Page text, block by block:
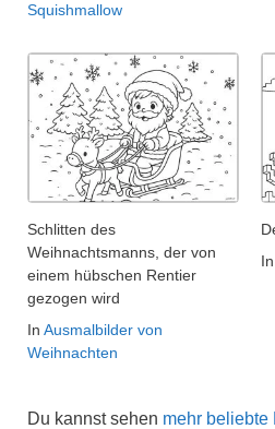
Squishmallow
Schlitten des
Weihnachtsmanns, der von
einem hübschen Rentier
gezogen wird
In Ausmalbilder von
Weihnachten
In
Du kannst sehen mehr